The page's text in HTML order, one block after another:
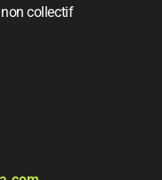
collectif